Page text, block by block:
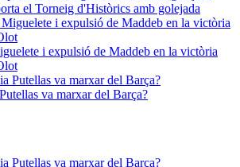
el Torneig d'Històrics amb golejada
i expulsió de Maddeb en la victòria
va marxar del Barça?